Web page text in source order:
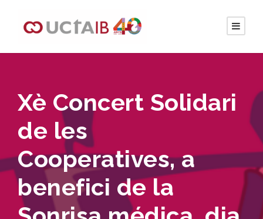
Xè Concert Solidari
de les
Cooperatives, a
benefici de la